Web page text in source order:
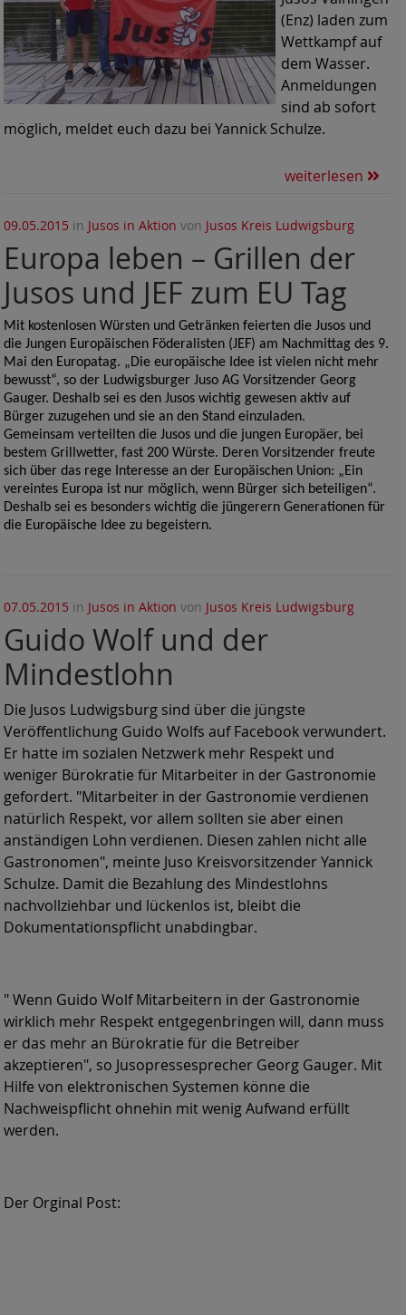
(Enz) laden zum
Wettkampf auf
dem Wasser.
Anmeldungen
sind ab sofort
möglich, meldet euch dazu bei Yannick Schulze.
weiterlesen
09.05.2015 in Jusos in Aktion von Jusos Kreis Ludwigsburg
Europa leben – Grillen der
Jusos und JEF zum EU Tag
Mit kostenlosen Würsten und Getränken feierten die Jusos und
die Jungen Europäischen Föderalisten (JEF) am Nachmittag des 9.
Mai den Europatag. „Die europäische Idee ist vielen nicht mehr
bewusst“, so der Ludwigsburger Juso AG Vorsitzender Georg
Gauger. Deshalb sei es den Jusos wichtig gewesen aktiv auf
Bürger zuzugehen und sie an den Stand einzuladen.
Gemeinsam verteilten die Jusos und die jungen Europäer, bei
bestem Grillwetter, fast 200 Würste. Deren Vorsitzender freute
sich über das rege Interesse an der Europäischen Union: „Ein
vereintes Europa ist nur möglich, wenn Bürger sich beteiligen“.
Deshalb sei es besonders wichtig die jüngerern Generationen für
die Europäische Idee zu begeistern.
07.05.2015 in Jusos in Aktion von Jusos Kreis Ludwigsburg
Guido Wolf und der
Mindestlohn
Die Jusos Ludwigsburg sind über die jüngste
Veröffentlichung Guido Wolfs auf Facebook verwundert.
Er hatte im sozialen Netzwerk mehr Respekt und
weniger Bürokratie für Mitarbeiter in der Gastronomie
gefordert. "Mitarbeiter in der Gastronomie verdienen
natürlich Respekt, vor allem sollten sie aber einen
anständigen Lohn verdienen. Diesen zahlen nicht alle
Gastronomen", meinte Juso Kreisvorsitzender Yannick
Schulze. Damit die Bezahlung des Mindestlohns
nachvollziehbar und lückenlos ist, bleibt die
Dokumentationspflicht unabdingbar.
" Wenn Guido Wolf Mitarbeitern in der Gastronomie
wirklich mehr Respekt entgegenbringen will, dann muss
er das mehr an Bürokratie für die Betreiber
akzeptieren", so Jusopressesprecher Georg Gauger. Mit
Hilfe von elektronischen Systemen könne die
Nachweispflicht ohnehin mit wenig Aufwand erfüllt
werden.
Der Orginal Post: